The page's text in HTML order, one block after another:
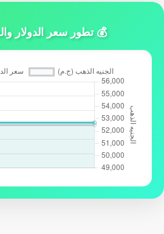
💰 تطور سعر الدولار